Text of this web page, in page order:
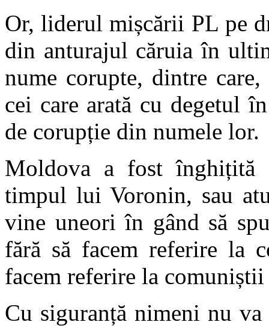
Or, liderul mișcării PL pe
din anturajul căruia în
nume corupte, dintre
cei care arată cu degetul
de corupție din numele lor.
Moldova a fost înghițită
timpul lui Voronin, sau
vine uneori în gând să
fără să facem referire la
facem referire la
Cu siguranță nimeni nu